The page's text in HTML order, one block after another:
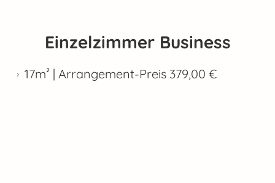
Einzelzimmer Business
17m² | Arrangement-Preis 379,00 €